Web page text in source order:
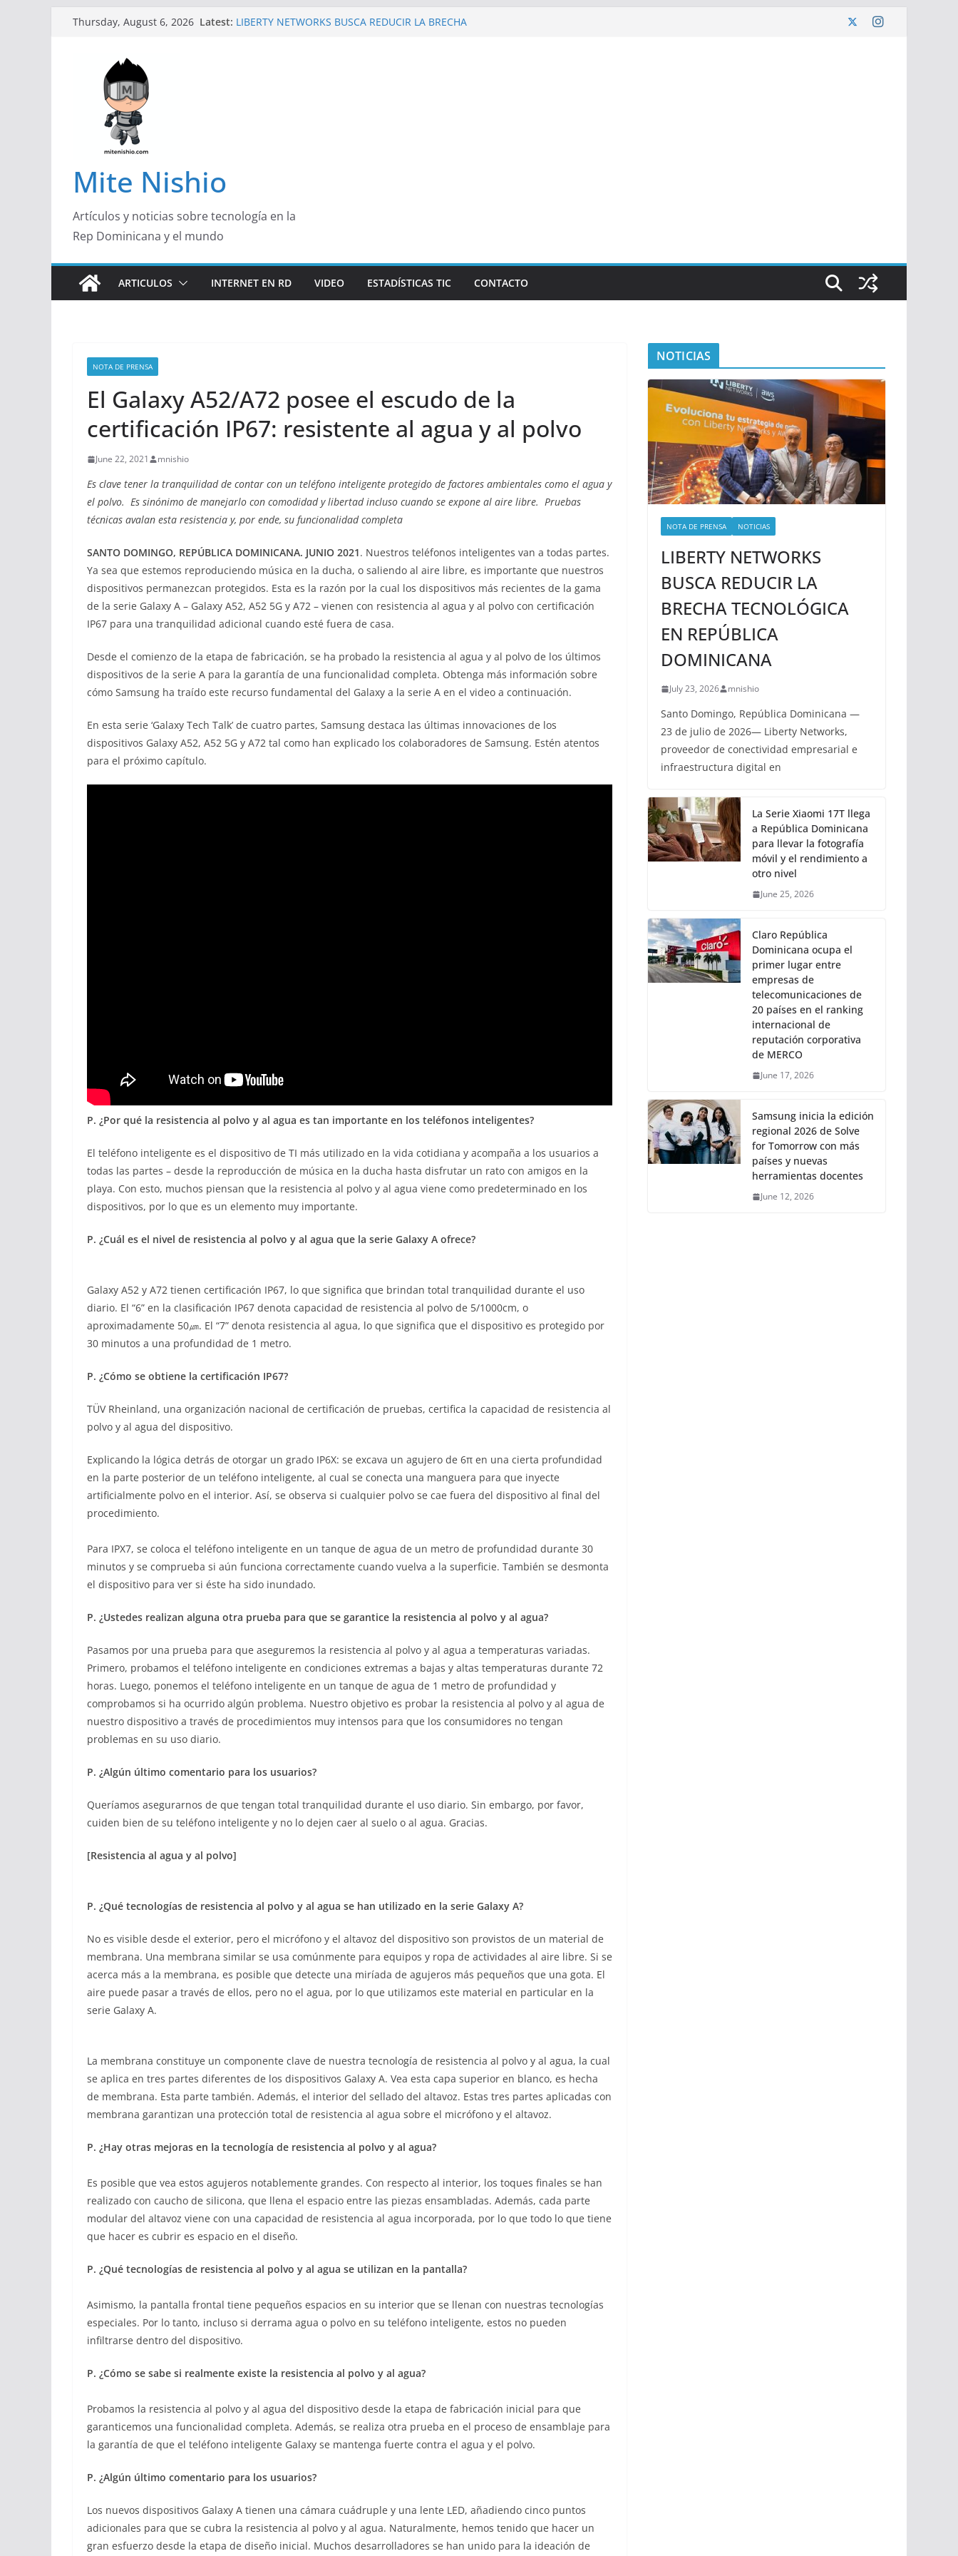
Thursday, August 6, 2026 Latest: LIBERTY NETWORKS BUSCA REDUCIR LA BRECHA
Mite Nishio
Artículos y noticias sobre tecnología en la
Rep Dominicana y el mundo
ARTICULOS INTERNET EN RD VIDEO ESTADÍSTICAS TIC CONTACTO
NOTA DE PRENSA
El Galaxy A52/A72 posee el escudo de la
certificación IP67: resistente al agua y al polvo
June 22, 2021 mnishio
Es clave tener la tranquilidad de contar con un teléfono inteligente protegido de factores ambientales como el agua y
el polvo. Es sinónimo de manejarlo con comodidad y libertad incluso cuando se expone al aire libre. Pruebas
técnicas avalan esta resistencia y, por ende, su funcionalidad completa
SANTO DOMINGO, REPÚBLICA DOMINICANA. JUNIO 2021. Nuestros teléfonos inteligentes van a todas partes.
Ya sea que estemos reproduciendo música en la ducha, o saliendo al aire libre, es importante que nuestros
dispositivos permanezcan protegidos. Esta es la razón por la cual los dispositivos más recientes de la gama
de la serie Galaxy A – Galaxy A52, A52 5G y A72 – vienen con resistencia al agua y al polvo con certificación
IP67 para una tranquilidad adicional cuando esté fuera de casa.
Desde el comienzo de la etapa de fabricación, se ha probado la resistencia al agua y al polvo de los últimos
dispositivos de la serie A para la garantía de una funcionalidad completa. Obtenga más información sobre
cómo Samsung ha traído este recurso fundamental del Galaxy a la serie A en el video a continuación.
En esta serie ‘Galaxy Tech Talk’ de cuatro partes, Samsung destaca las últimas innovaciones de los
dispositivos Galaxy A52, A52 5G y A72 tal como han explicado los colaboradores de Samsung. Estén atentos
para el próximo capítulo.
P. ¿Por qué la resistencia al polvo y al agua es tan importante en los teléfonos inteligentes?
El teléfono inteligente es el dispositivo de TI más utilizado en la vida cotidiana y acompaña a los usuarios a
todas las partes – desde la reproducción de música en la ducha hasta disfrutar un rato con amigos en la
playa. Con esto, muchos piensan que la resistencia al polvo y al agua viene como predeterminado en los
dispositivos, por lo que es un elemento muy importante.
P. ¿Cuál es el nivel de resistencia al polvo y al agua que la serie Galaxy A ofrece?
Galaxy A52 y A72 tienen certificación IP67, lo que significa que brindan total tranquilidad durante el uso
diario. El “6” en la clasificación IP67 denota capacidad de resistencia al polvo de 5/1000cm, o
aproximadamente 50㎛. El “7” denota resistencia al agua, lo que significa que el dispositivo es protegido por
30 minutos a una profundidad de 1 metro.
P. ¿Cómo se obtiene la certificación IP67?
TÜV Rheinland, una organización nacional de certificación de pruebas, certifica la capacidad de resistencia al
polvo y al agua del dispositivo.
Explicando la lógica detrás de otorgar un grado IP6X: se excava un agujero de 6π en una cierta profundidad
en la parte posterior de un teléfono inteligente, al cual se conecta una manguera para que inyecte
artificialmente polvo en el interior. Así, se observa si cualquier polvo se cae fuera del dispositivo al final del
procedimiento.
Para IPX7, se coloca el teléfono inteligente en un tanque de agua de un metro de profundidad durante 30
minutos y se comprueba si aún funciona correctamente cuando vuelva a la superficie. También se desmonta
el dispositivo para ver si éste ha sido inundado.
P. ¿Ustedes realizan alguna otra prueba para que se garantice la resistencia al polvo y al agua?
Pasamos por una prueba para que aseguremos la resistencia al polvo y al agua a temperaturas variadas.
Primero, probamos el teléfono inteligente en condiciones extremas a bajas y altas temperaturas durante 72
horas. Luego, ponemos el teléfono inteligente en un tanque de agua de 1 metro de profundidad y
comprobamos si ha ocurrido algún problema. Nuestro objetivo es probar la resistencia al polvo y al agua de
nuestro dispositivo a través de procedimientos muy intensos para que los consumidores no tengan
problemas en su uso diario.
P. ¿Algún último comentario para los usuarios?
Queríamos asegurarnos de que tengan total tranquilidad durante el uso diario. Sin embargo, por favor,
cuiden bien de su teléfono inteligente y no lo dejen caer al suelo o al agua. Gracias.
[Resistencia al agua y al polvo]
P. ¿Qué tecnologías de resistencia al polvo y al agua se han utilizado en la serie Galaxy A?
No es visible desde el exterior, pero el micrófono y el altavoz del dispositivo son provistos de un material de
membrana. Una membrana similar se usa comúnmente para equipos y ropa de actividades al aire libre. Si se
acerca más a la membrana, es posible que detecte una miríada de agujeros más pequeños que una gota. El
aire puede pasar a través de ellos, pero no el agua, por lo que utilizamos este material en particular en la
serie Galaxy A.
La membrana constituye un componente clave de nuestra tecnología de resistencia al polvo y al agua, la cual
se aplica en tres partes diferentes de los dispositivos Galaxy A. Vea esta capa superior en blanco, es hecha
de membrana. Esta parte también. Además, el interior del sellado del altavoz. Estas tres partes aplicadas con
membrana garantizan una protección total de resistencia al agua sobre el micrófono y el altavoz.
P. ¿Hay otras mejoras en la tecnología de resistencia al polvo y al agua?
Es posible que vea estos agujeros notablemente grandes. Con respecto al interior, los toques finales se han
realizado con caucho de silicona, que llena el espacio entre las piezas ensambladas. Además, cada parte
modular del altavoz viene con una capacidad de resistencia al agua incorporada, por lo que todo lo que tiene
que hacer es cubrir es espacio en el diseño.
P. ¿Qué tecnologías de resistencia al polvo y al agua se utilizan en la pantalla?
Asimismo, la pantalla frontal tiene pequeños espacios en su interior que se llenan con nuestras tecnologías
especiales. Por lo tanto, incluso si derrama agua o polvo en su teléfono inteligente, estos no pueden
infiltrarse dentro del dispositivo.
P. ¿Cómo se sabe si realmente existe la resistencia al polvo y al agua?
Probamos la resistencia al polvo y al agua del dispositivo desde la etapa de fabricación inicial para que
garanticemos una funcionalidad completa. Además, se realiza otra prueba en el proceso de ensamblaje para
la garantía de que el teléfono inteligente Galaxy se mantenga fuerte contra el agua y el polvo.
P. ¿Algún último comentario para los usuarios?
Los nuevos dispositivos Galaxy A tienen una cámara cuádruple y una lente LED, añadiendo cinco puntos
adicionales para que se cubra la resistencia al polvo y al agua. Naturalmente, hemos tenido que hacer un
gran esfuerzo desde la etapa de diseño inicial. Muchos desarrolladores se han unido para la ideación de
NOTICIAS
NOTA DE PRENSA NOTICIAS
LIBERTY NETWORKS
BUSCA REDUCIR LA
BRECHA TECNOLÓGICA
EN REPÚBLICA
DOMINICANA
July 23, 2026 mnishio
Santo Domingo, República Dominicana —
23 de julio de 2026— Liberty Networks,
proveedor de conectividad empresarial e
infraestructura digital en
La Serie Xiaomi 17T llega
a República Dominicana
para llevar la fotografía
móvil y el rendimiento a
otro nivel
June 25, 2026
Claro República
Dominicana ocupa el
primer lugar entre
empresas de
telecomunicaciones de
20 países en el ranking
internacional de
reputación corporativa
de MERCO
June 17, 2026
Samsung inicia la edición
regional 2026 de Solve
for Tomorrow con más
países y nuevas
herramientas docentes
June 12, 2026